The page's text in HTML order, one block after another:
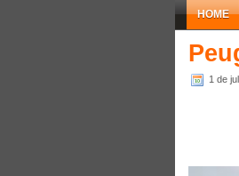
HOME
1 de